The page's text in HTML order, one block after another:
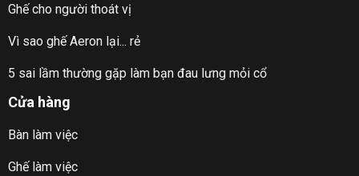
Ghế cho người thoát vị
Vì sao ghế Aeron lại... rẻ
5 sai lầm thường gặp làm bạn đau lưng mỏi cổ
Cửa hàng
Bàn làm việc
Ghế làm việc